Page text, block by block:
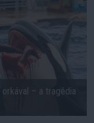
– a tragédia